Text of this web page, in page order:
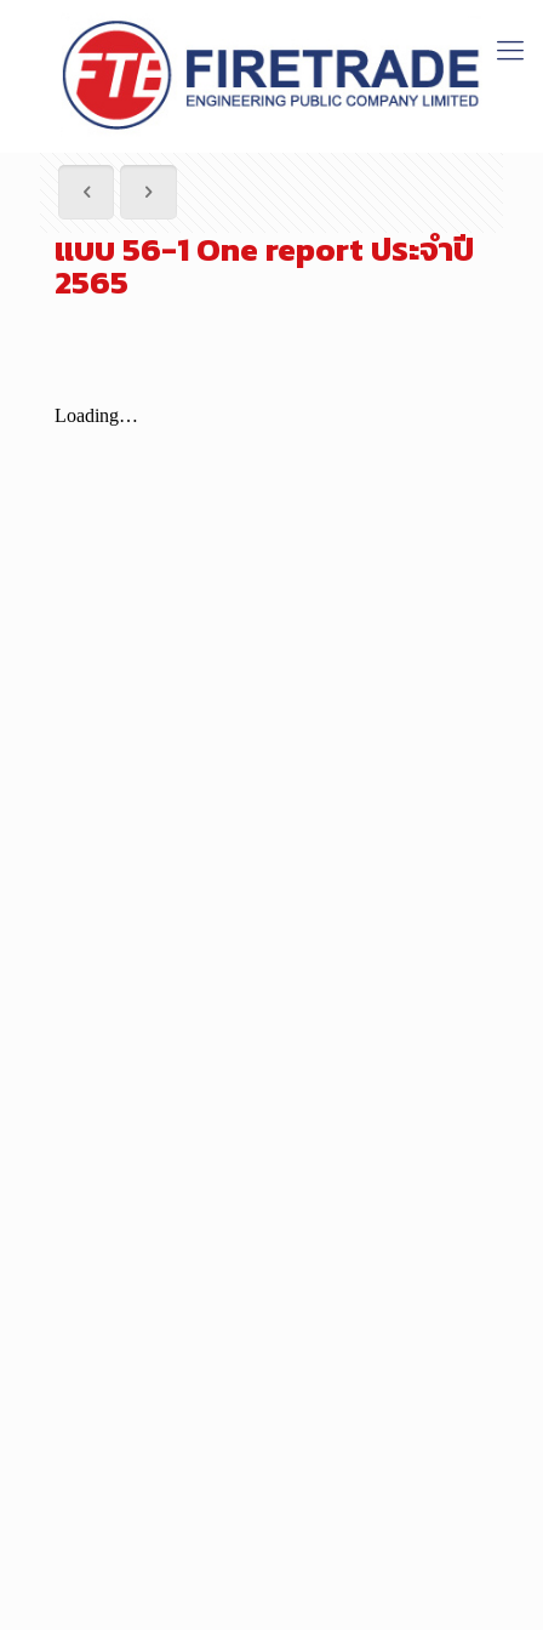
แบบ 56-1 One report ประจำปี
2565